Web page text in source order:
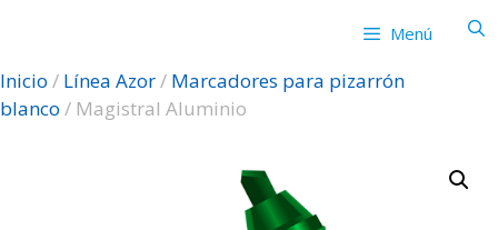
contenido
Menú
Inicio / Línea Azor/ Marcadores para pizarrón
blanco / Magistral Aluminio